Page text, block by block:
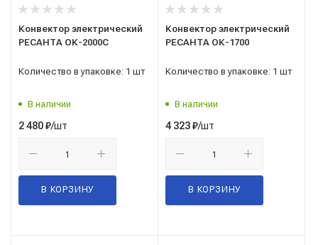
Конвектор электрический
РЕСАНТА ОК-2000С
Количество в упаковке: 1 шт
В наличии
2 480₽/шт
В КОРЗИНУ
Конвектор электрический
РЕСАНТА ОК-1700
Количество в упаковке: 1 шт
В наличии
4 323₽/шт
В КОРЗИНУ